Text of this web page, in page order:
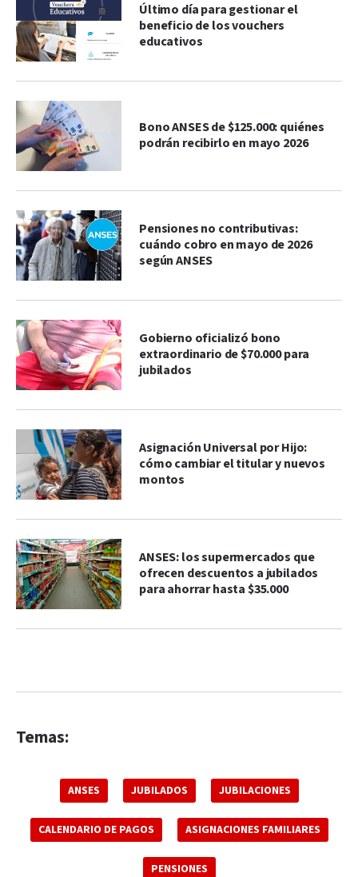
Último día para gestionar el
beneficio de los vouchers
educativos
Bono ANSES de $125.000: quiénes
podrán recibirlo en mayo 2026
Pensiones no contributivas:
cuándo cobro en mayo de 2026
según ANSES
Gobierno oficializó bono
extraordinario de $70.000 para
jubilados
Asignación Universal por Hijo:
cómo cambiar el titular y nuevos
montos
ANSES: los supermercados que
ofrecen descuentos a jubilados
para ahorrar hasta $35.000
Temas:
ANSES JUBILADOS JUBILACIONES
CALENDARIO DE PAGOS ASIGNACIONES FAMILIARES
PENSIONES